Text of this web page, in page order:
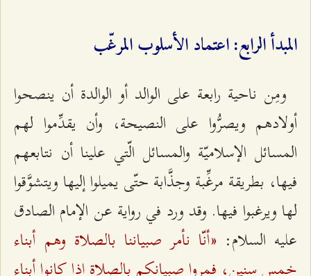
المبدأ الرابع: اعتماد الأسلوب المرغّب
ومِن ناحية رابعة على الوالد أو الوالدة أن ينصحوا
أولادهم ويصرُّوا على النصيحة، وأن يقدِّموا لهم
المسائل الإسلاميّة والمسائل الّتي علينا أن نتابعهم
فيها، بطريقة مرغِّبة وجذَّابة حتّى يميلوا إليها ويتشوَّقوا
لها ويرغبوا فيها. وقد ورد في رواية عن الإمام الصادق
علیه السلام: «أنّا نأمر صبياننا بالصلاة وهم أبناء
خمس سنين، فمروا صبيانكم بالصلاة إذا كانوا أبناء